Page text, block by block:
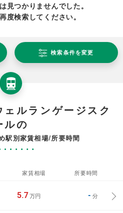
見つかりませんでした。
度検索してください。
検索条件を変更
ルランゲージスク
ルの
駅別家賃相場/所要時間
家賃相場 所要時間
5.7 万円 - 分